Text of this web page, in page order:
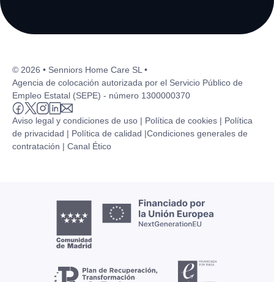
© 2026 • Senniors Home Care SL •
Agencia de colocación autorizada por el Servicio Público de
Empleo Estatal (SEPE) - número 1300000370
Aviso legal y condiciones de uso | Política de cookies | Política
de privacidad | Política de calidad |Condiciones generales de
contratación | Canal Ético